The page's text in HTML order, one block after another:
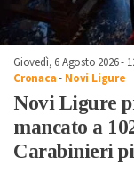
Giovedì, 6 Agosto 2026 -
Cronaca- Novi Ligure
Novi Ligure
mancato a
Carabinieri